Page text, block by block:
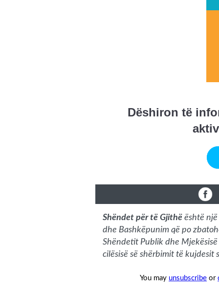
Dëshiron të
Shëndet për të Gjithë është
dhe Bashkëpunim që po
Shëndetit Publik dhe
cilësisë së shërbimit të kujdesit
You may unsubscribe or